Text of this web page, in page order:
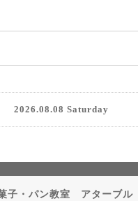
2026.08.08 Saturday
子・パン教室 アターブル